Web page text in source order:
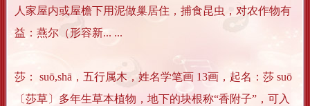
人家屋内或屋檐下用泥做巢居住，捕食昆虫，对农作物有
益：燕尔（形容新... ...
莎： suō,shā，五行属木，姓名学笔画 13画，起名：莎 suō
〔莎草〕多年生草本植物，地下的块根称“香附子”，可入